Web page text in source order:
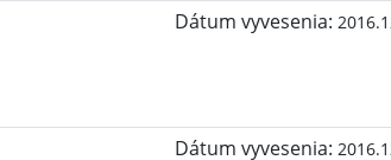
Dátum vyvesenia:
Dátum vyvesenia: